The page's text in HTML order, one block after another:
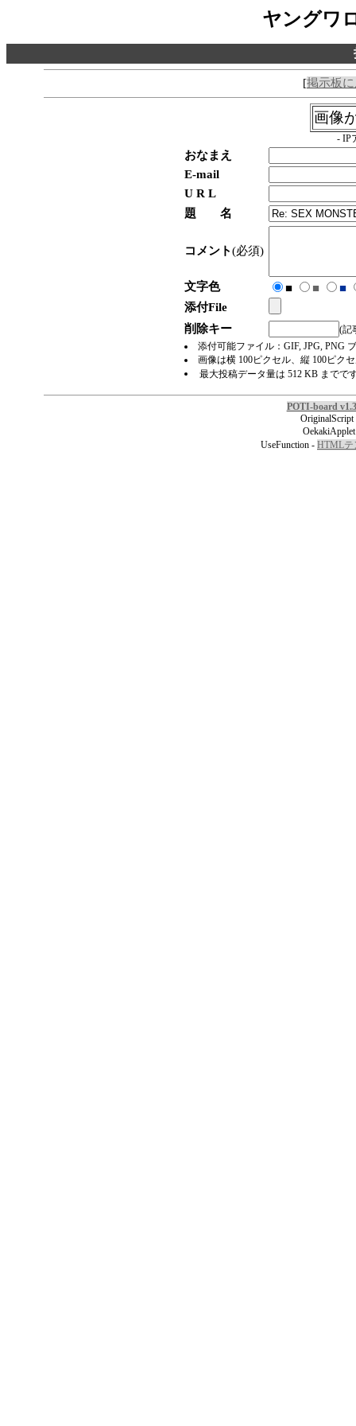
ヤングワ
[掲示板
画像
- IP
おなまえ
E-mail
U R L
題 名
コメント(必須)
文字色 ■ ■
■
添付File
削除キー
(記
添付可能ファイル：GIF, JPG, PNG
画像は横 100ピクセル、縦 100ピク
最大投稿データ量は 512 KB までで
POTI-board
UseFunction - HTMLテ